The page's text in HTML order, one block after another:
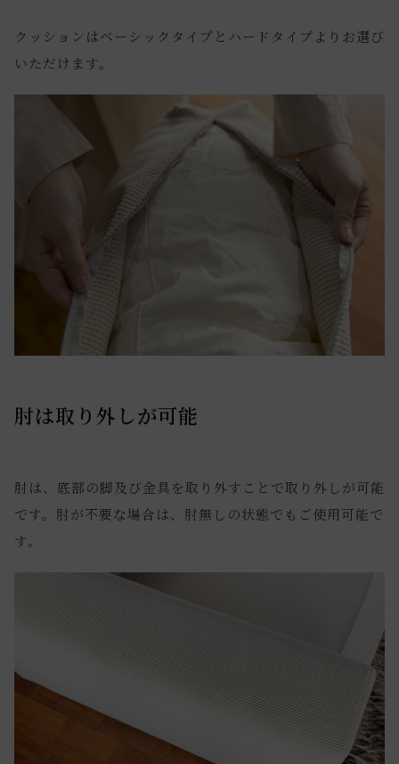
クッションはベーシックタイプとハードタイプよりお選び
いただけます。
肘は取り外しが可能
肘は、底部の脚及び金具を取り外すことで取り外しが可能
です。肘が不要な場合は、肘無しの状態でもご使用可能で
す。